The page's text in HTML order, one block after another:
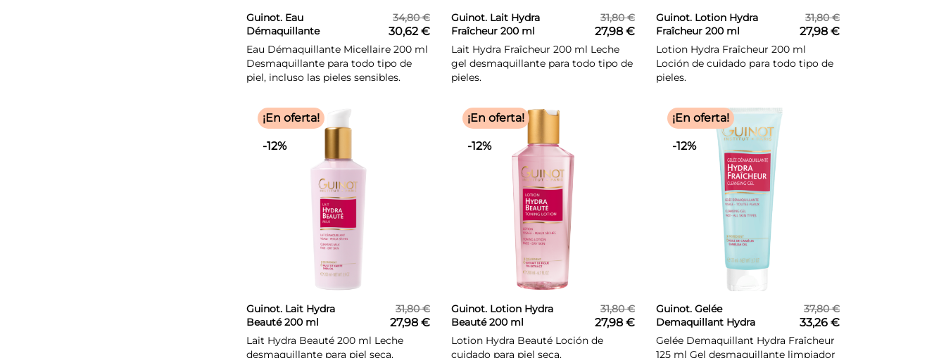
Guinot. Eau
Démaquillante
Micellaire 200 ml
34,80 €
30,62 €
Eau Démaquillante Micellaire 200 ml
Desmaquillante para todo tipo de
piel, incluso las pieles sensibles.
Guinot. Lait Hydra
Fraîcheur 200 ml
31,80 €
27,98 €
Lait Hydra Fraîcheur 200 ml Leche
gel desmaquillante para todo tipo de
pieles.
Guinot. Lotion Hydra
Fraîcheur 200 ml
31,80 €
27,98 €
Lotion Hydra Fraîcheur 200 ml
Loción de cuidado para todo tipo de
pieles.
Guinot. Lait Hydra
Beauté 200 ml
31,80 €
27,98 €
Lait Hydra Beauté 200 ml Leche
desmaquillante para piel seca.
¡En oferta!
-12%
Guinot. Lotion Hydra
Beauté 200 ml
31,80 €
27,98 €
Lotion Hydra Beauté Loción de
cuidado para piel seca.
¡En oferta!
-12%
Guinot. Gelée
Demaquillant Hydra
Fraîcheur 125 ml
37,80 €
33,26 €
Gelée Demaquillant Hydra Fraîcheur
125 ml Gel desmaquillante limpiador
¡En oferta!
-12%